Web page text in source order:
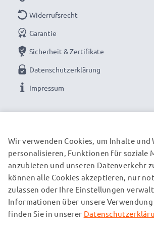
Widerrufsrecht
Garantie
Sicherheit & Zertifikate
Datenschutzerklärung
Impressum
UNSERE VERSANDPARTNER
© subtel.de 2026
Alle Preise verstehen sich inklusive
zuzüglich Versandkosten. Bitte beachten
Wir verwenden Cookies, um Inhalte und
personalisieren, Funktionen für soziale
anzubieten und unseren Datenverkehr
können alle Cookies akzeptieren, nur
zulassen oder Ihre Einstellungen
Informationen über unsere Verwendung
finden Sie in unserer